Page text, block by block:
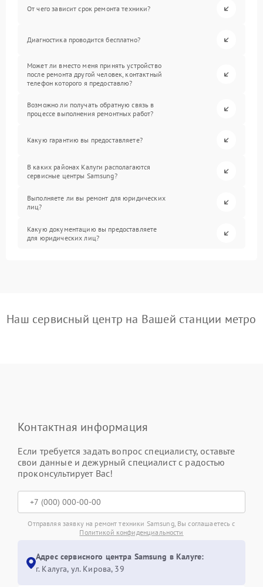
От чего зависит срок ремонта техники?
Диагностика проводится бесплатно?
Может ли вместо меня принять устройство
после ремонта другой человек, контактный
телефон которого я предоставлю?
Возможно ли получать обратную связь в
процессе выполнения ремонтных работ?
Какую гарантию вы предоставляете?
В каких районах Калуги располагаются
сервисные центры Samsung?
Выполняете ли вы ремонт для юридических
лиц?
Какую документацию вы предоставляете
для юридических лиц?
Наш сервисный центр на Вашей станции метро
Контактная информация
Если требуется задать вопрос специалисту, оставьте
свои данные и дежурный специалист с радостью
проконсультирует Вас!
Отправляя заявку на ремонт техники Samsung, Вы соглашаетесь с
Политикой конфиденциальности
Адрес сервисного центра Samsung в Калуге:
г. Калуга, ул. Кирова, 39